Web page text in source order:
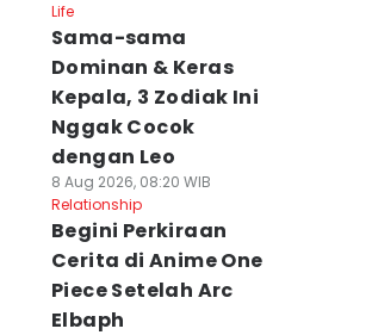
Life
Sama-sama
Dominan & Keras
Kepala, 3 Zodiak Ini
Nggak Cocok
dengan Leo
8 Aug 2026, 08:20 WIB
Relationship
Begini Perkiraan
Cerita di Anime One
Piece Setelah Arc
Elbaph